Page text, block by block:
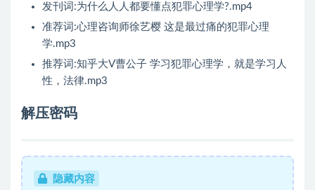
发刊词:为什么人人都要懂点犯罪心理学?.mp4
准荐词:心理咨询师徐艺樱 这是最过痛的犯罪心理
学.mp3
推荐词:知乎大V曹公子 学习犯罪心理学，就是学习人
性，法律.mp3
解压密码
隐藏内容